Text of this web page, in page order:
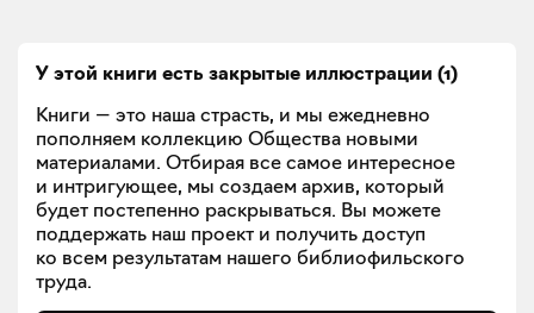
У этой книги есть закрытые иллюстрации (1)
Книги — это наша страсть, и мы ежедневно
пополняем коллекцию Общества новыми
материалами. Отбирая все самое интересное
и интригующее, мы создаем архив, который
будет постепенно раскрываться. Вы можете
поддержать наш проект и получить доступ
ко всем результатам нашего библиофильского
труда.